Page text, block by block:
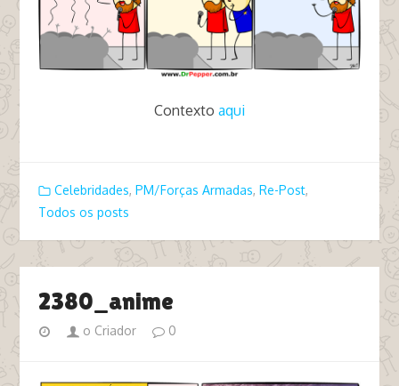
Contexto aqui
Celebridades, PM/Forças Armadas, Re-Post,
Todos os posts
2380_anime
o Criador 0